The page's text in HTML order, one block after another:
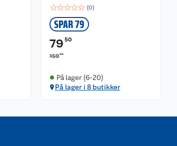
☆☆☆☆☆ (0)
SPAR 79
79 50
15900
På lager (6-20)
På lager i 8 butikker